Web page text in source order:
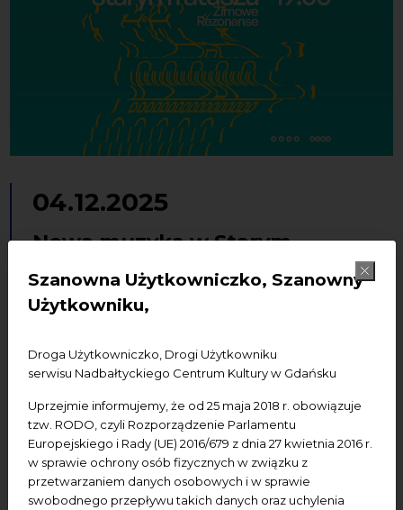
Szanowna Użytkowniczko, Szanowny
Użytkowniku,
Droga Użytkowniczko, Drogi Użytkowniku
serwisu Nadbałtyckiego Centrum Kultury w Gdańsku
Uprzejmie informujemy, że od 25 maja 2018 r. obowiązuje
tzw. RODO, czyli Rozporządzenie Parlamentu
Europejskiego i Rady (UE) 2016/679 z dnia 27 kwietnia 2016 r.
w sprawie ochrony osób fizycznych w związku z
przetwarzaniem danych osobowych i w sprawie
swobodnego przepływu takich danych oraz uchylenia
04.12.2025
Nowa muzyka w Starym
Ratuszu. Zimowe Rezonanse
wydarzenia płatne
Dodaj do kalendarza GoogleDodaj do iCal
Termin:4.12.2025, godz. 19.00
Miejsce wydarzenia:NCK — Ratusz Staromiejski,
Gdańsk, ul. Korzenna 33/35